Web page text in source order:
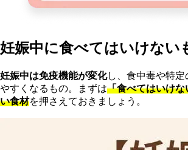
妊娠中に食べてはいけない
妊娠中は免疫機能が変化し、食中毒や特
やすくなるもの。まずは「食べてはいけ
い食材を押さえておきましょう。